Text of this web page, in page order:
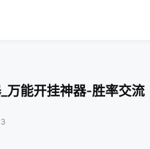
万能开挂神器-胜率交流